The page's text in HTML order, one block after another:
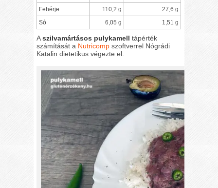
Fehérje
110,2 g
27,6 g
Só
6,05 g 1,51 g
Aszilvamártásos pulykamell tápérték
számítását a Nutricomp szoftverrel Nógrádi
Katalin dietetikus végezte el.